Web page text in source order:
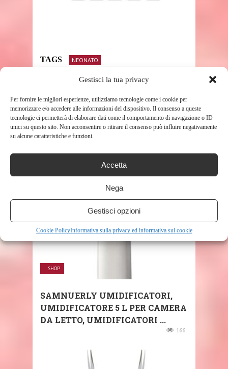
Gestisci la tua privacy
Per fornire le migliori esperienze, utilizziamo tecnologie come i cookie per
memorizzare e/o accedere alle informazioni del dispositivo. Il consenso a queste
tecnologie ci permetterà di elaborare dati come il comportamento di navigazione o ID
unici su questo sito. Non acconsentire o ritirare il consenso può influire negativamente
su alcune caratteristiche e funzioni.
Accetta
Nega
Gestisci opzioni
Cookie PolicyInformativa sulla privacy ed informativa sui cookie
TAGS NEONATO
SHARE THIS POST
RELATED POSTS
SHOP
SAMNUERLY UMIDIFICATORI,
UMIDIFICATORE 5 L PER CAMERA
DA LETTO, UMIDIFICATORI ...
166